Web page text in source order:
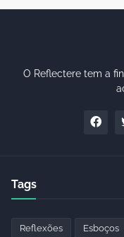
O Reflectere tem a
Tags
Reflexões Esboços